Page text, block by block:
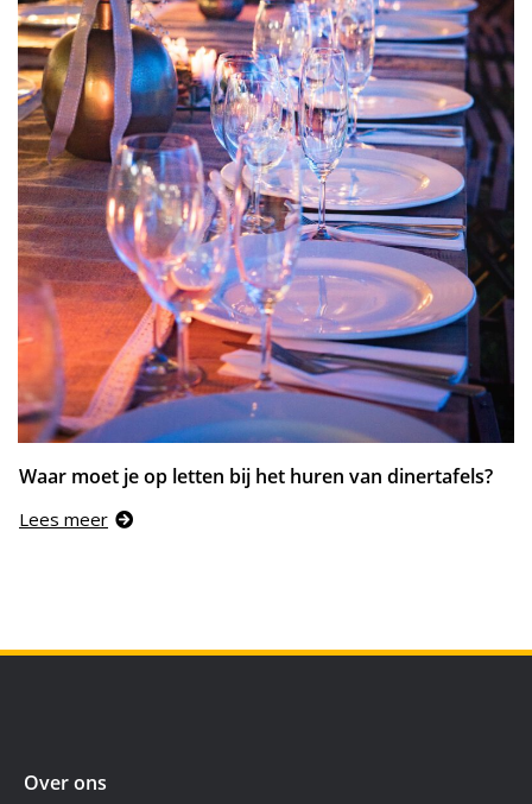
Waar moet je op letten bij het huren van dinertafels?
Lees meer
Over ons